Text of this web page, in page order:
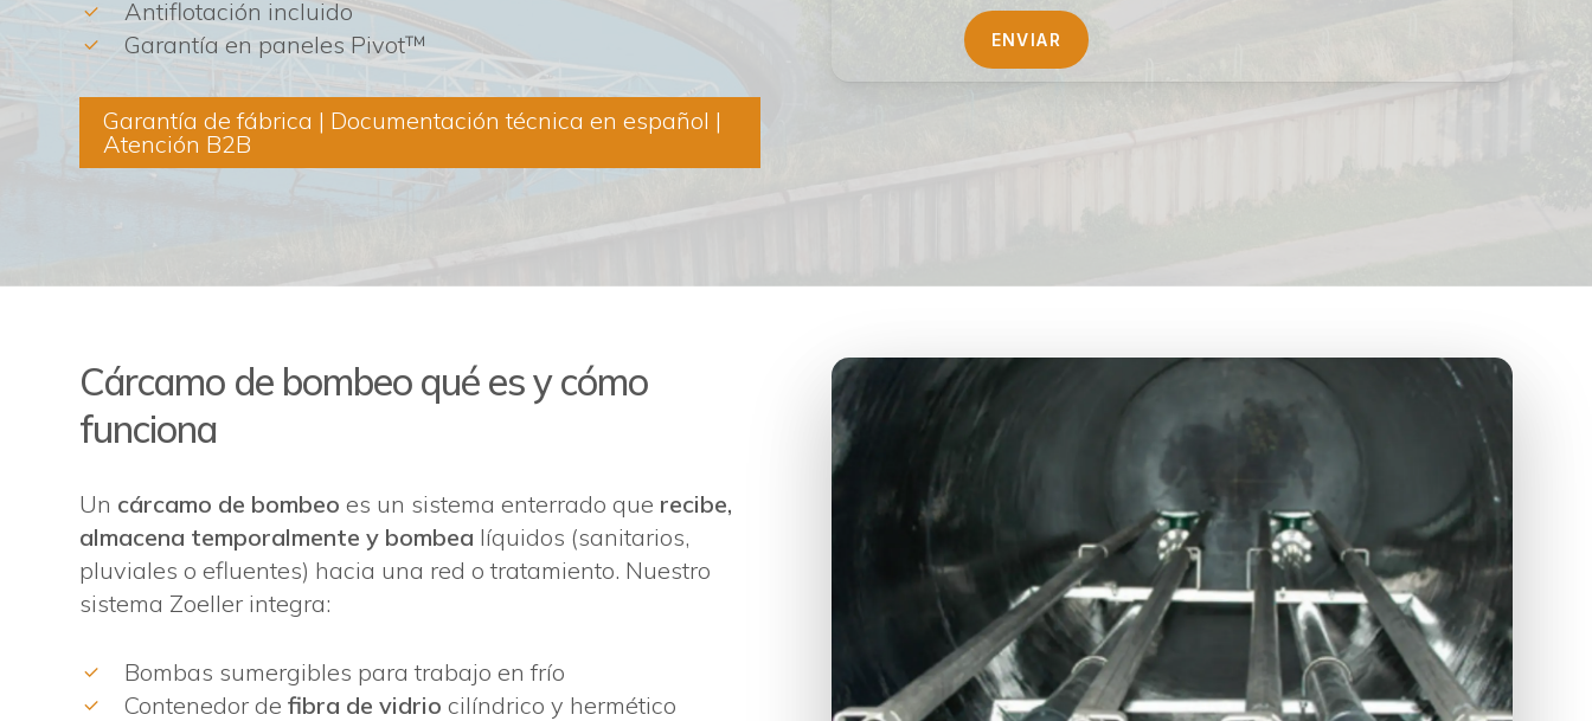
Antiflotación incluido
Garantía en paneles Pivot™
Garantía de fábrica | Documentación técnica en español |
Atención B2B
ALTERNATIVE:
Cárcamo de bombeo qué es y cómo
funciona
Un cárcamo de bombeo es un sistema enterrado que recibe,
almacena temporalmente y bombea líquidos (sanitarios,
pluviales o efluentes) hacia una red o tratamiento. Nuestro
sistema Zoeller integra:
Bombas sumergibles para trabajo en frío
Contenedor defibra de vidrio cilíndrico y hermético